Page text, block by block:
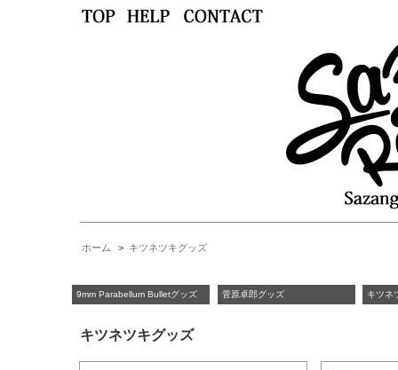
ホーム > キツネツキグッズ
9mm Parabellum Bulletグッズ 菅原卓郎グッズ キツネ
キツネツキグッズ